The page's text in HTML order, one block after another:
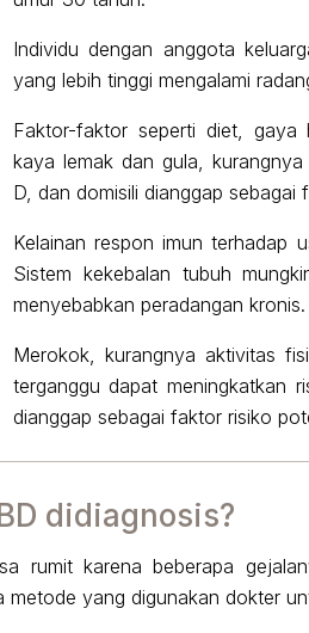
Individu dengan anggota
yang lebih tinggi mengalami
Faktor-faktor seperti diet, gaya
kaya lemak dan gula,
D, dan domisili dianggap sebagai
Kelainan respon imun terhadap
Sistem kekebalan tubuh
menyebabkan peradangan kronis.
Merokok, kurangnya aktivitas
terganggu dapat meningkatkan
dianggap sebagai faktor risiko
didiagnosis?
rumit karena beberapa
metode yang digunakan dokter